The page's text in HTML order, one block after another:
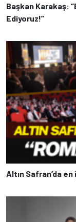
Başkan Karakaş:
Ediyoruz!”
Altın Safran’da